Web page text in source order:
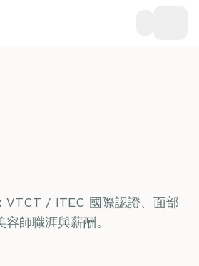
VTCT / ITEC 國際認證、面部
師職涯與薪酬。